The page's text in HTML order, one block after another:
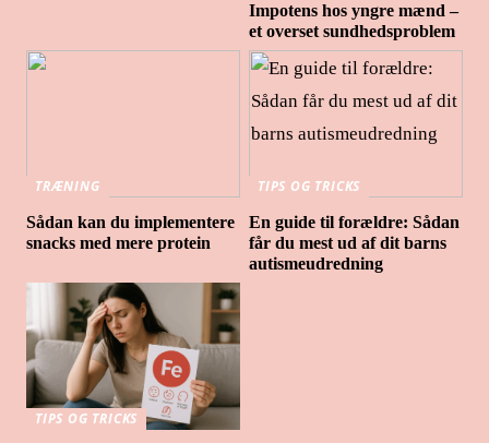
Impotens hos yngre mænd –
et overset sundhedsproblem
TRÆNING
Sådan kan du implementere
snacks med mere protein
TIPS OG TRICKS
En guide til forældre: Sådan
får du mest ud af dit barns
autismeudredning
TIPS OG TRICKS